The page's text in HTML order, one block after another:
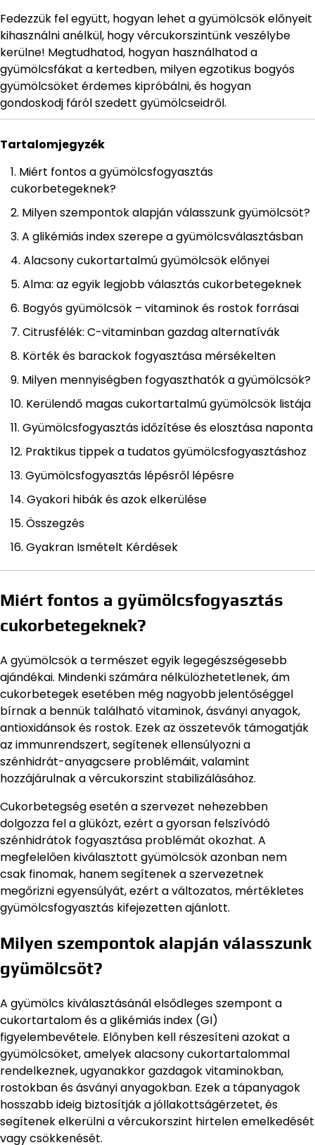
Fedezzük fel együtt, hogyan lehet a gyümölcsök előnyeit
kihasználni anélkül, hogy vércukorszintünk veszélybe
kerülne! Megtudhatod, hogyan használhatod a
gyümölcsfákat a kertedben, milyen egzotikus bogyós
gyümölcsöket érdemes kipróbálni, és hogyan
gondoskodj fáról szedett gyümölcseidről.
Tartalomjegyzék
Miért fontos a gyümölcsfogyasztás
cukorbetegeknek?
Milyen szempontok alapján válasszunk gyümölcsöt?
A glikémiás index szerepe a gyümölcsválasztásban
Alacsony cukortartalmú gyümölcsök előnyei
Alma: az egyik legjobb választás cukorbetegeknek
Bogyós gyümölcsök – vitaminok és rostok forrásai
Citrusfélék: C-vitaminban gazdag alternatívák
Körték és barackok fogyasztása mérsékelten
Milyen mennyiségben fogyaszthatók a gyümölcsök?
Kerülendő magas cukortartalmú gyümölcsök listája
Gyümölcsfogyasztás időzítése és elosztása naponta
Praktikus tippek a tudatos gyümölcsfogyasztáshoz
Gyümölcsfogyasztás lépésről lépésre
Gyakori hibák és azok elkerülése
Összegzés
Gyakran Ismételt Kérdések
Miért fontos a gyümölcsfogyasztás
cukorbetegeknek?
A gyümölcsök a természet egyik legegészségesebb
ajándékai. Mindenki számára nélkülözhetetlenek, ám
cukorbetegek esetében még nagyobb jelentőséggel
bírnak a bennük található vitaminok, ásványi anyagok,
antioxidánsok és rostok. Ezek az összetevők támogatják
az immunrendszert, segítenek ellensúlyozni a
szénhidrát-anyagcsere problémáit, valamint
hozzájárulnak a vércukorszint stabilizálásához.
Cukorbetegség esetén a szervezet nehezebben
dolgozza fel a glükózt, ezért a gyorsan felszívódó
szénhidrátok fogyasztása problémát okozhat. A
megfelelően kiválasztott gyümölcsök azonban nem
csak finomak, hanem segítenek a szervezetnek
megőrizni egyensúlyát, ezért a változatos, mértékletes
gyümölcsfogyasztás kifejezetten ajánlott.
Milyen szempontok alapján válasszunk
gyümölcsöt?
A gyümölcs kiválasztásánál elsődleges szempont a
cukortartalom és a glikémiás index (GI)
figyelembevétele. Előnyben kell részesíteni azokat a
gyümölcsöket, amelyek alacsony cukortartalommal
rendelkeznek, ugyanakkor gazdagok vitaminokban,
rostokban és ásványi anyagokban. Ezek a tápanyagok
hosszabb ideig biztosítják a jóllakottságérzetet, és
segítenek elkerülni a vércukorszint hirtelen emelkedését
vagy csökkenését.